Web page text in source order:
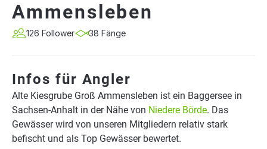
Ammensleben
126 Follower 38 Fänge
Infos für Angler
Alte Kiesgrube Groß Ammensleben ist ein Baggersee in
Sachsen-Anhalt in der Nähe von Niedere Börde. Das
Gewässer wird von unseren Mitgliedern relativ stark
befischt und als Top Gewässer bewertet.